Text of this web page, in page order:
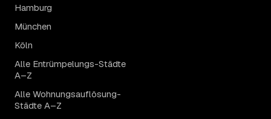
Hamburg
München
Köln
Alle Entrümpelungs-Städte
A–Z
Alle Wohnungsauflösung-
Städte A–Z